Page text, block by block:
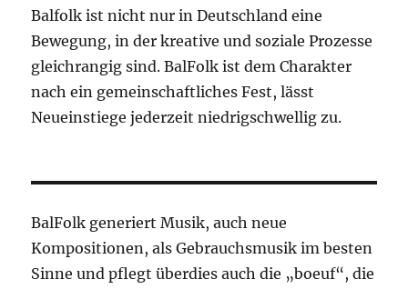
Balfolk ist nicht nur in Deutschland eine
Bewegung, in der kreative und soziale Prozesse
gleichrangig sind. BalFolk ist dem Charakter
nach ein gemeinschaftliches Fest, lässt
Neueinstiege jederzeit niedrigschwellig zu.
BalFolk generiert Musik, auch neue
Kompositionen, als Gebrauchsmusik im besten
Sinne und pflegt überdies auch die „boeuf“, die